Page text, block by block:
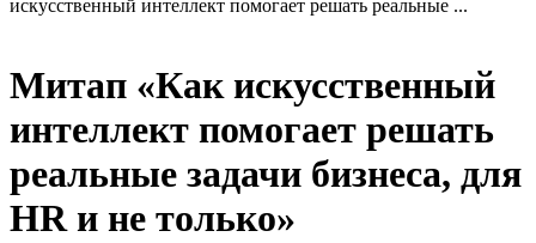
искусственный интеллект помогает решать реальные ...
Митап «Как искусственный
интеллект помогает решать
реальные задачи бизнеса, для
HR и не только»